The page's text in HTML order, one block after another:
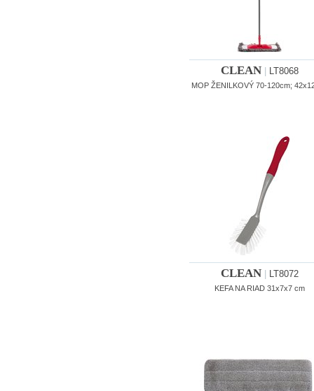
CLEAN LT8068
MOP ŽENILKOVÝ 70-120cm;
CLEAN LT8072
KEFA NA RIAD 31x7x7 cm